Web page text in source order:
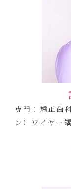
専門：矯正歯
ン）ワイヤー